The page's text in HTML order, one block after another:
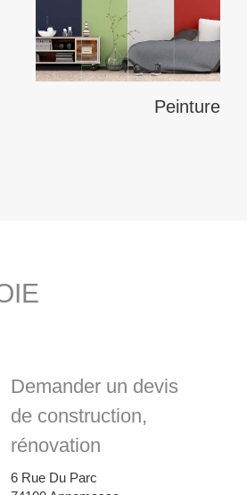
Peinture
Demander un devis
de construction,
rénovation
6 Rue Du Parc